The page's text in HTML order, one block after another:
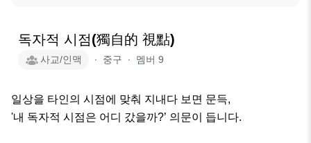
독자적 시점(獨自的 視點)
사교/인맥 ∙ 중구 ∙ 멤버 9
일상을 타인의 시점에 맞춰 지내다 보면 문득,
'내 독자적 시점은 어디 갔을까?’ 의문이 듭니다.